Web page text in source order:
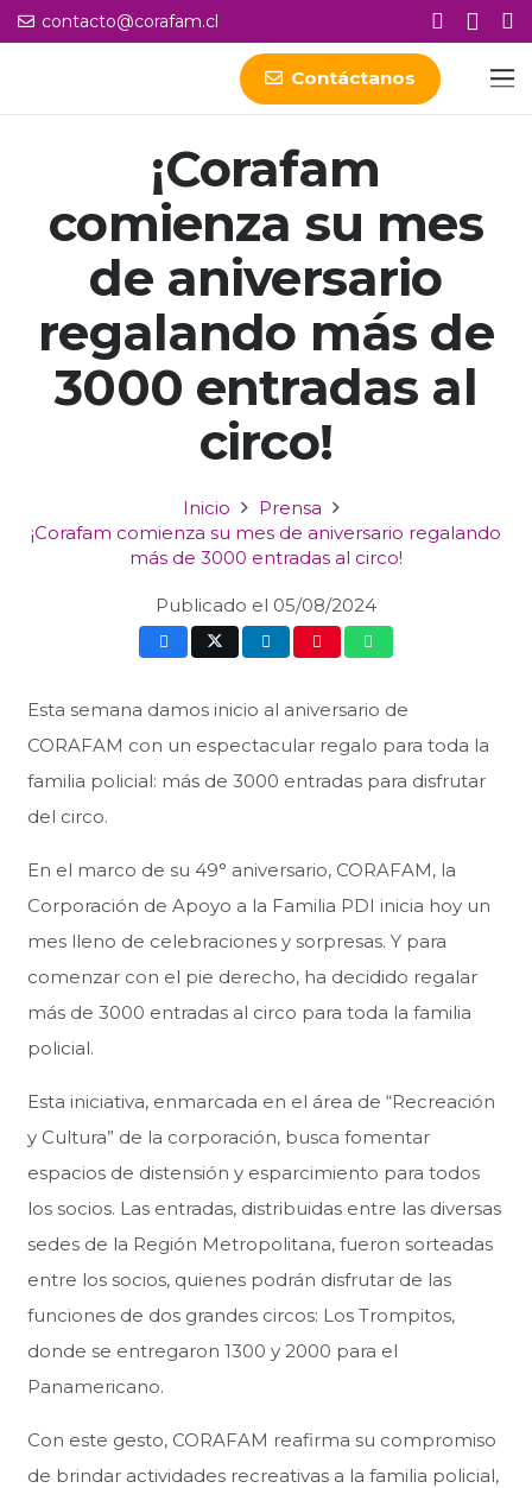
contacto@corafam.cl
Contáctanos
¡Corafam
comienza su mes
de aniversario
regalando más de
3000 entradas al
circo!
Inicio
Prensa
¡Corafam comienza su mes de aniversario regalando
más de 3000 entradas al circo!
Publicado el 05/08/2024
Esta semana damos inicio al aniversario de
CORAFAM con un espectacular regalo para toda la
familia policial: más de 3000 entradas para disfrutar
del circo.
En el marco de su 49° aniversario, CORAFAM, la
Corporación de Apoyo a la Familia PDI inicia hoy un
mes lleno de celebraciones y sorpresas. Y para
comenzar con el pie derecho, ha decidido regalar
más de 3000 entradas al circo para toda la familia
policial.
Esta iniciativa, enmarcada en el área de “Recreación
y Cultura” de la corporación, busca fomentar
espacios de distensión y esparcimiento para todos
los socios. Las entradas, distribuidas entre las diversas
sedes de la Región Metropolitana, fueron sorteadas
entre los socios, quienes podrán disfrutar de las
funciones de dos grandes circos: Los Trompitos,
donde se entregaron 1300 y 2000 para el
Panamericano.
Con este gesto, CORAFAM reafirma su compromiso
de brindar actividades recreativas a la familia policial,